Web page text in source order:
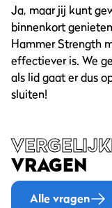
Ja, maar jij kunt
binnenkort
Hammer Strength
effectiever is. We
als lid gaat er dus
sluiten!
VRAGEN
Alle vragen